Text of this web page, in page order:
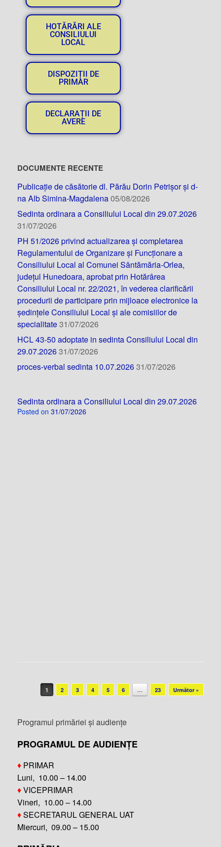
HOTĂRĂRI ALE
CONSILIULUI
LOCAL
DISPOZIȚII DE
PRIMAR
DECLARAȚII DE
AVERE
DOCUMENTE RECENTE
Publicație de căsătorie dl. Părău Dorin Petrișor și d-
na Alb Simina-Magdalena05/08/2026
Sedinta ordinara a Consiliului Local din 29.07.2026
31/07/2026
PH 51/2026 privind actualizarea și completarea
Regulamentului de Organizare și Funcționare a
Consiliului Local al Comunei Sântămăria-Orlea,
județul Hunedoara, aprobat prin Hotărârea
Consiliului Local nr. 22/2021, în vederea clarificării
procedurii de participare prin mijloace electronice la
ședințele Consiliului Local și ale comisiilor de
specialitate31/07/2026
HCL 43-50 adoptate in sedinta Consiliului Local din
29.07.202631/07/2026
proces-verbal sedinta 10.07.202631/07/2026
Sedinta ordinara a Consiliului Local din 29.07.2026
Posted on 31/07/2026
Post navigation
1 2 3 4 5 6 … 23 Următor »
Programul primăriei și audiențe
PROGRAMUL DE AUDIENȚE
♦ PRIMAR
Luni, 10.00 – 14.00
♦VICEPRIMAR
Vineri, 10.00 – 14.00
♦SECRETARUL GENERAL UAT
Miercuri, 09.00 – 15.00